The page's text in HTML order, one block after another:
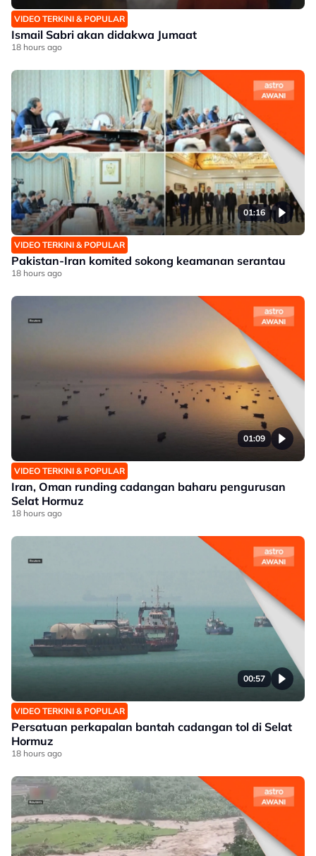
VIDEO TERKINI & POPULAR
Ismail Sabri akan didakwa Jumaat
18 hours ago
01:16
VIDEO TERKINI & POPULAR
Pakistan-Iran komited sokong keamanan serantau
18 hours ago
01:09
VIDEO TERKINI & POPULAR
Iran, Oman runding cadangan baharu pengurusan
Selat Hormuz
18 hours ago
00:57
VIDEO TERKINI & POPULAR
Persatuan perkapalan bantah cadangan tol di Selat
Hormuz
18 hours ago